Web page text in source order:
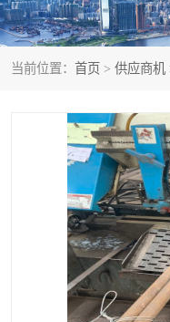
当前位置： 首页 > 供应商机
不锈钢人孔
不锈钢角钢
不锈钢板
不锈钢封头
不锈钢阀门
不锈钢扁钢